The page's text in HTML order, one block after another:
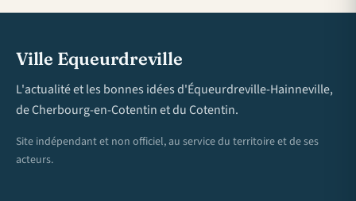
Ville Equeurdreville
L'actualité et les bonnes idées d'Équeurdreville-Hainneville,
de Cherbourg-en-Cotentin et du Cotentin.
Site indépendant et non officiel, au service du territoire et de ses
acteurs.